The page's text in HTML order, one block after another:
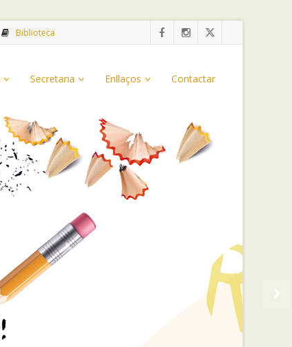
Biblioteca
Secretaria Enllaços Contactar